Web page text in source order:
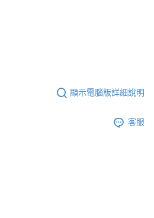
顯示電腦版詳細說明
客服